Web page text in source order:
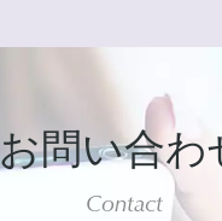
お問い合わ
Contact